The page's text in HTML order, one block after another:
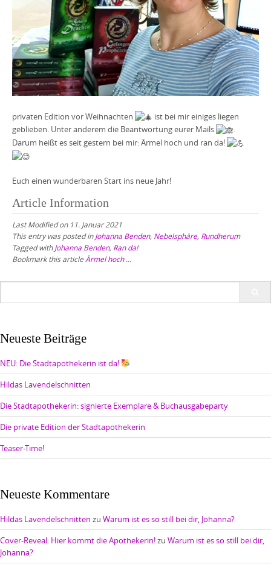
privaten Edition vor Weihnachten
ist bei mir einiges liegen
geblieben. Unter anderem die Beantwortung eurer Mails
.
Darum heißt es seit gestern bei mir: Ärmel hoch und ran da!
Euch einen wunderbaren Start ins neue Jahr!
Article Information
Last Modified on 11. Januar 2021
This entry was posted inJohanna Benden, Nebelsphäre, Rundherum
Tagged withJohanna Benden, Ran da!
Bookmark this articleÄrmel hoch …
Neueste Beiträge
NEU: Die Stadtapothekerin ist da!
Hildas Lavendelschnitten
Die Stadtapothekerin: signierte Exemplare & Buchausgabeparty
Die private Edition der Stadtapothekerin
Teaser-Time!
Neueste Kommentare
Hildas Lavendelschnitten zu Warum ist es so still bei dir, Johanna?
Cover-Reveal: Hier kommt die Apothekerin!zu Warum ist es so still bei dir,
Johanna?